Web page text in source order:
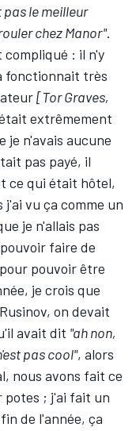
pas le meilleur
chez Manor".
: il n'y
fonctionnait très
[Tor Graves,
extrêmement
je n'avais aucune
pas payé, il
ce qui était hôtel,
vu ça comme un
je n'allais pas
faire de
pouvoir être
je crois que
on devait
avait dit "ah non,
pas cool", alors
nous avons fait ce
potes ; j'ai fait un
de l'année, ça